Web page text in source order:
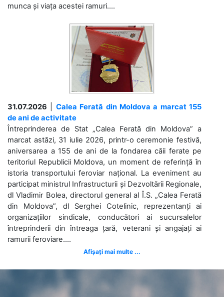
munca și viața acestei ramuri....
31.07.2026
Calea Ferată din Moldova a marcat 155
de ani de activitate
Întreprinderea de Stat „Calea Ferată din Moldova” a
marcat astăzi, 31 iulie 2026, printr-o ceremonie festivă,
aniversarea a 155 de ani de la fondarea căii ferate pe
teritoriul Republicii Moldova, un moment de referință în
istoria transportului feroviar național. La eveniment au
participat ministrul Infrastructurii și Dezvoltării Regionale,
dl Vladimir Bolea, directorul general al Î.S. „Calea Ferată
din Moldova”, dl Serghei Cotelinic, reprezentanți ai
organizațiilor sindicale, conducători ai sucursalelor
întreprinderii din întreaga țară, veterani și angajați ai
ramurii feroviare....
Afișați mai multe ...